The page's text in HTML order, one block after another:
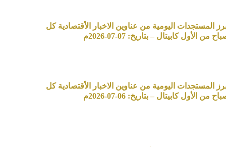
المستجدات اليومية من عناوين الاخبار الأقتصادية كل
من الأول كابيتال – بتاريخ: 07-07-2026م
المستجدات اليومية من عناوين الاخبار الأقتصادية كل
من الأول كابيتال – بتاريخ: 06-07-2026م